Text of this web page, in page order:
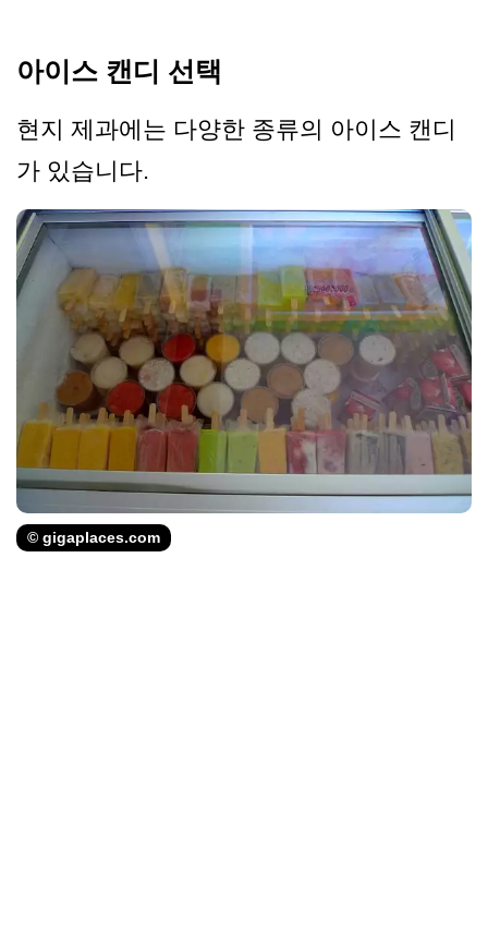
아이스 캔디 선택
현지 제과에는 다양한 종류의 아이스 캔디
가 있습니다.
© gigaplaces.com